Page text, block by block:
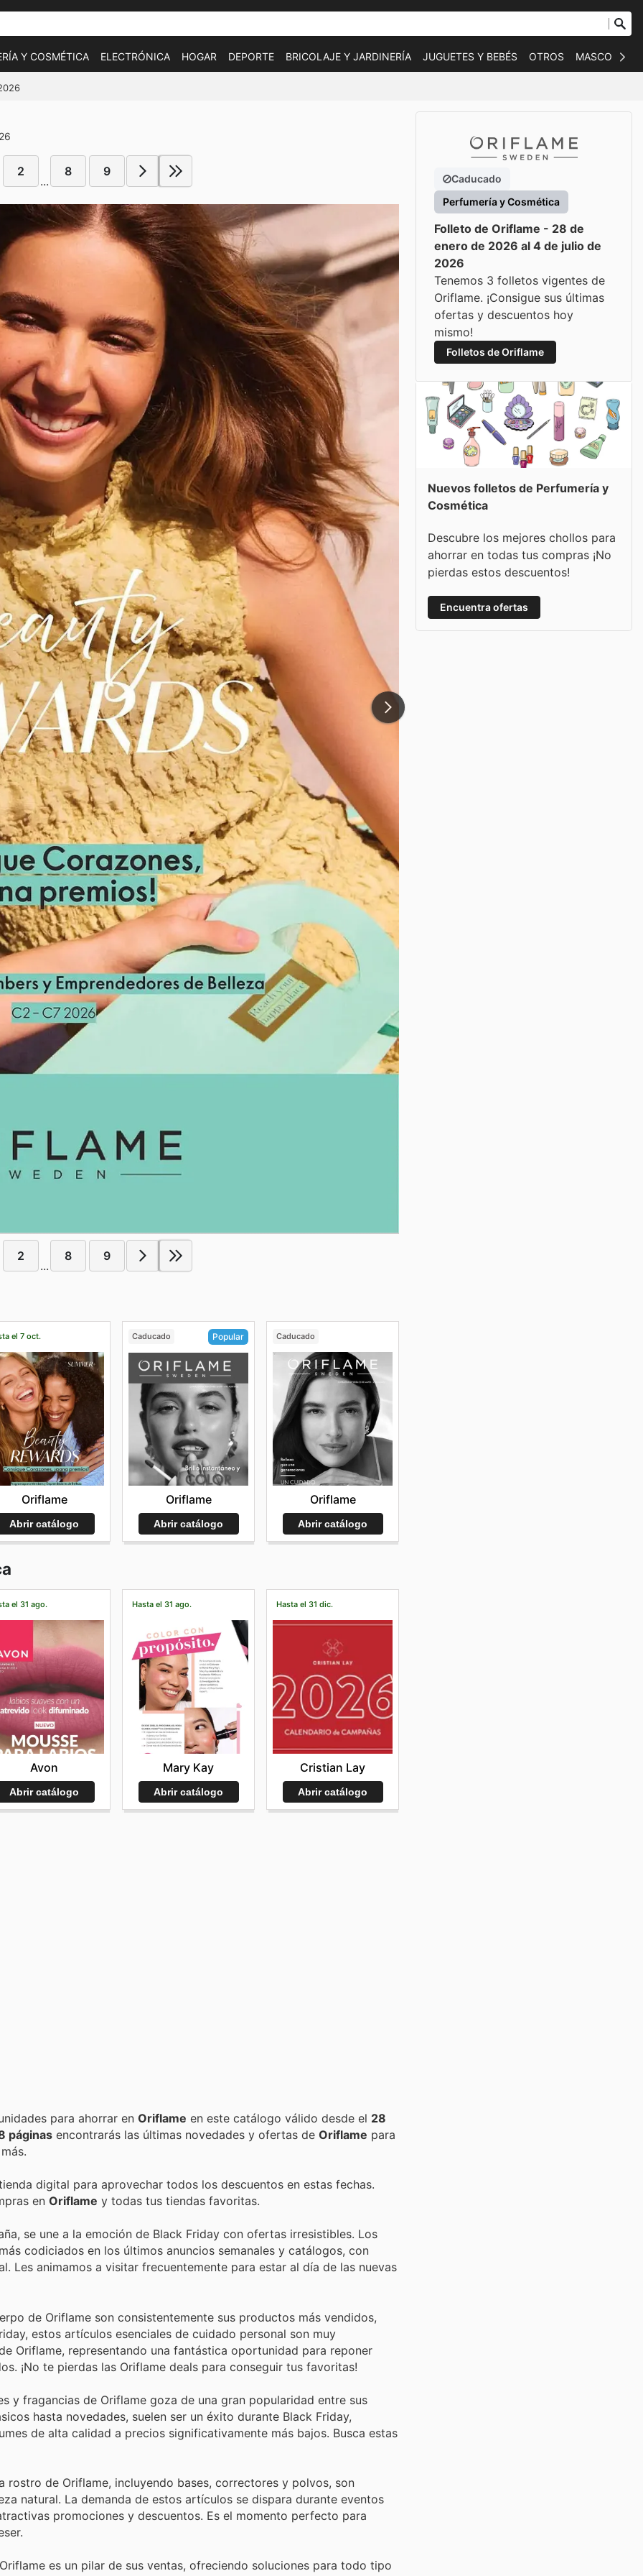
Y COSMÉTICA ELECTRÓNICA HOGAR DEPORTE BRICOLAJE Y JARDINERÍA JUGUETES Y BEBÉS OTROS MASCOTAS
2
...
8 9
2
...
8 9
el 7 oct.
Oriflame
Abrir catálogo
Caducado Popular
Oriflame
Abrir catálogo
Caducado
Oriflame
Abrir catálogo
el 31 ago.
Avon
Abrir catálogo
Hasta el 31 ago.
Mary Kay
Abrir catálogo
Hasta el 31 dic.
Cristian Lay
Abrir catálogo
Encuentra las mejores promociones, descuentos y oportunidades para ahorrar en Oriflame en este catálogo válido desde el 28
páginas encontrarás las últimas novedades y ofertas de Oriflame para
digital para aprovechar todos los descuentos en estas fechas.
en Oriflame y todas tus tiendas favoritas.
se une a la emoción de Black Friday con ofertas irresistibles. Los
codiciados en los últimos anuncios semanales y catálogos, con
Les animamos a visitar frecuentemente para estar al día de las nuevas
de Oriflame son consistentemente sus productos más vendidos,
estos artículos esenciales de cuidado personal son muy
Oriflame, representando una fantástica oportunidad para reponer
¡No te pierdas las Oriflame deals para conseguir tus favoritas!
y fragancias de Oriflame goza de una gran popularidad entre sus
hasta novedades, suelen ser un éxito durante Black Friday,
de alta calidad a precios significativamente más bajos. Busca estas
de Oriflame, incluyendo bases, correctores y polvos, son
natural. La demanda de estos artículos se dispara durante eventos
promociones y descuentos. Es el momento perfecto para
es un pilar de sus ventas, ofreciendo soluciones para todo tipo
Caducado
Perfumería y Cosmética
Folleto de Oriflame - 28 de
enero de 2026 al 4 de julio de
2026
Tenemos 3 folletos vigentes de
Oriflame. ¡Consigue sus últimas
ofertas y descuentos hoy
mismo!
Folletos de Oriflame
Nuevos folletos de Perfumería y
Cosmética
Descubre los mejores chollos para
ahorrar en todas tus compras ¡No
pierdas estos descuentos!
Encuentra ofertas